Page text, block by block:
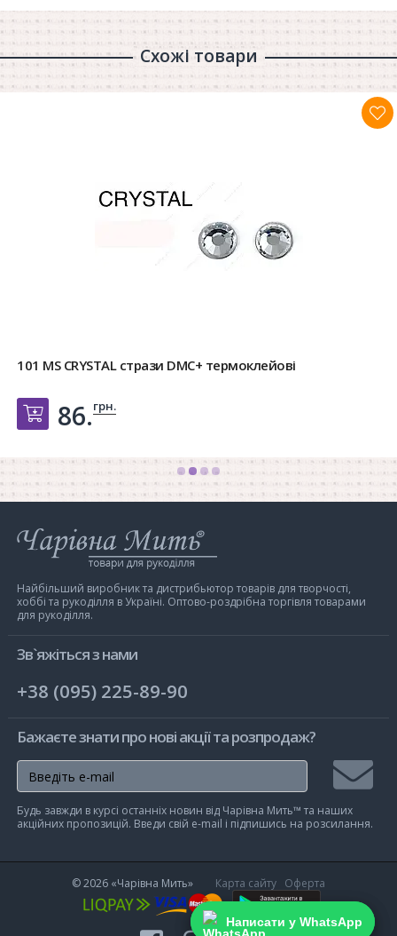
Написати у WhatsApp
Написати у WhatsApp
Схожі товари
101 MS CRYSTAL стрази DMC+ термоклейові
Добавить в корзину
86.грн.
Інтернет-
магазин
Мить
Найбільший виробник та дистрибьютор товарів для творчості,
хоббі та рукоділля в Україні. Оптово-роздрібна торгівля товарами
для рукоділля.
Зв`яжіться з нами
+38 (095) 225-89-90
Бажаєте знати про нові акції та розпродаж?
на
Будь завжди в курсі останніх новин від Чарівна Мить™ та наших
акційних пропозицій. Введи свій e-mail і підпишись на розсилання.
© 2026 «Чарівна Мить» Карта сайту Оферта